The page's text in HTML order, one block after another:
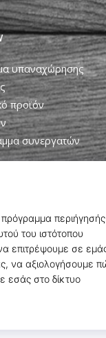
υπαναχώρησης
προϊόν
συνεργατών